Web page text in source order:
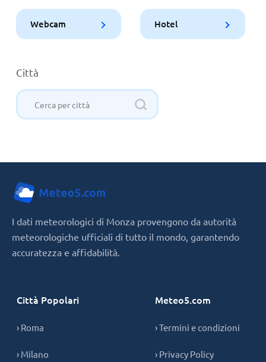
Webcam Hotel
Città
I dati meteorologici di Monza provengono da autorità
meteorologiche ufficiali di tutto il mondo, garantendo
accuratezza e affidabilità.
Città Popolari
› Roma
› Milano
Meteo5.com
› Termini e condizioni
› Privacy Policy